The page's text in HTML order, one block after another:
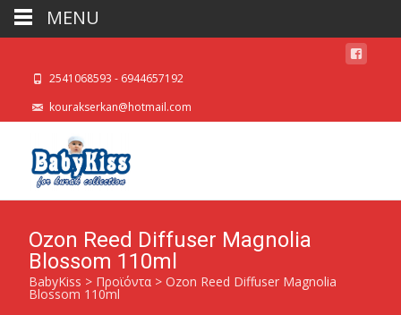
2541068593 - 6944657192
kourakserkan@hotmail.com
Ozon Reed Diffuser Magnolia
Blossom 110ml
BabyKiss > Προϊόντα > Ozon Reed Diffuser Magnolia
Blossom 110ml
MENU